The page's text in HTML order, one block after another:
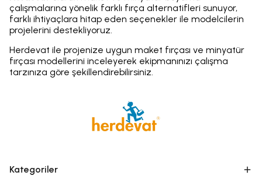
çalışmalarına yönelik farklı fırça alternatifleri sunuyor,
farklı ihtiyaçlara hitap eden seçenekler ile modelcilerin
projelerini destekliyoruz.
Herdevat ile projenize uygun maket fırçası ve minyatür
fırçası modellerini inceleyerek ekipmanınızı çalışma
tarzınıza göre şekillendirebilirsiniz.
Kategoriler